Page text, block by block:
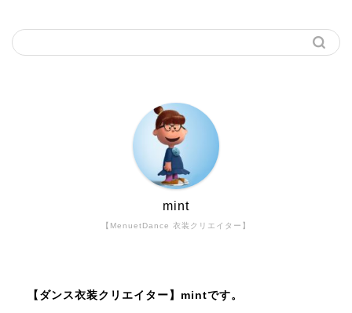
【MenuetDance 衣装クリエイター】
mint
【ダンス衣装クリエイター】mintです。